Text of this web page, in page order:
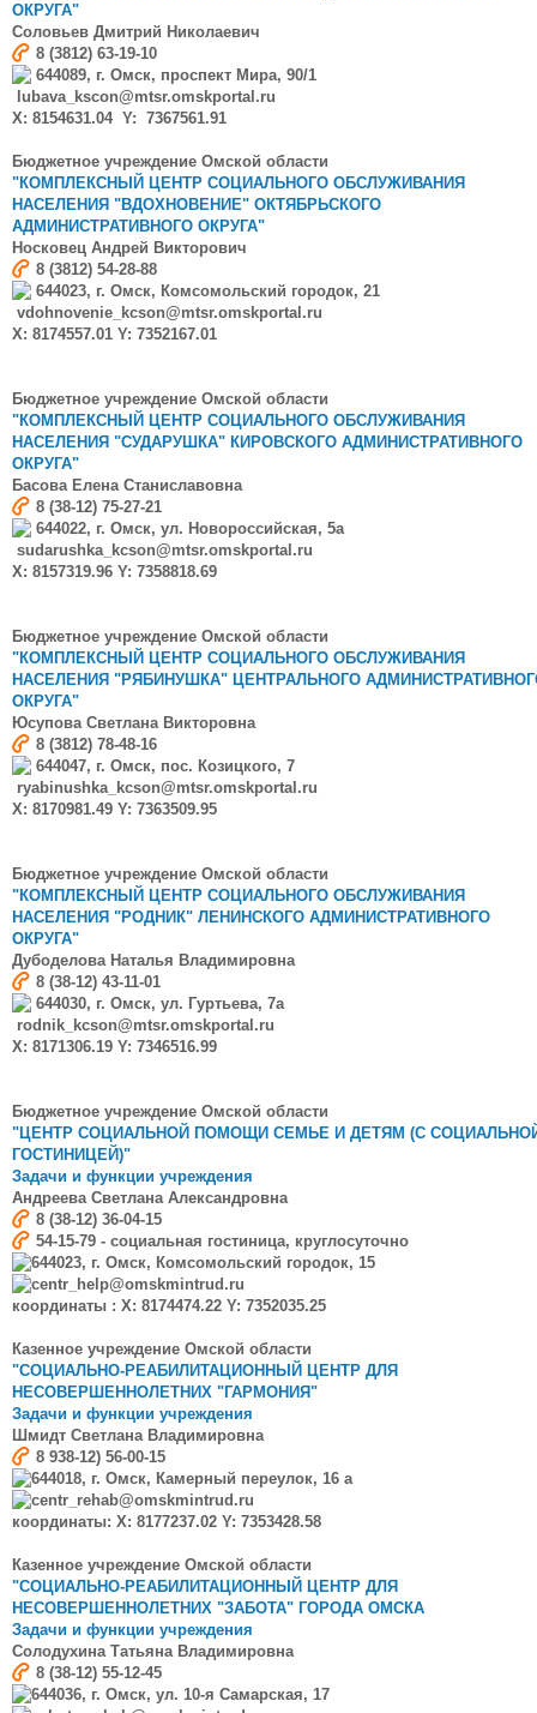
ОКРУГА"
Соловьев Дмитрий Николаевич
8 (3812) 63-19-10
644089, г. Омск, проспект Мира, 90/1
lubava_kscon@mtsr.omskportal.ru
X: 8154631.04 Y: 7367561.91
Бюджетное учреждение Омской области
"КОМПЛЕКСНЫЙ ЦЕНТР СОЦИАЛЬНОГО ОБСЛУЖИВАНИЯ
НАСЕЛЕНИЯ "ВДОХНОВЕНИЕ" ОКТЯБРЬСКОГО
АДМИНИСТРАТИВНОГО ОКРУГА"
Носковец Андрей Викторович
8 (3812) 54-28-88
644023, г. Омск, Комсомольский городок, 21
vdohnovenie_kcson@mtsr.omskportal.ru
X: 8174557.01 Y: 7352167.01
Бюджетное учреждение Омской области
"КОМПЛЕКСНЫЙ ЦЕНТР СОЦИАЛЬНОГО ОБСЛУЖИВАНИЯ
НАСЕЛЕНИЯ "СУДАРУШКА" КИРОВСКОГО АДМИНИСТРАТИВНОГО
ОКРУГА"
БасоваЕлена Станиславовна
8 (38-12) 75-27-21
644022, г. Омск, ул. Новороссийская, 5а
sudarushka_kcson@mtsr.omskportal.ru
X: 8157319.96 Y: 7358818.69
Бюджетное учреждение Омской области
"КОМПЛЕКСНЫЙ ЦЕНТР СОЦИАЛЬНОГО ОБСЛУЖИВАНИЯ
НАСЕЛЕНИЯ "РЯБИНУШКА" ЦЕНТРАЛЬНОГО
ОКРУГА"
ЮсуповаСветлана Викторовна
8 (3812) 78-48-16
644047, г. Омск, пос. Козицкого, 7
ryabinushka_kcson@mtsr.omskportal.ru
X: 8170981.49 Y: 7363509.95
Бюджетное учреждение Омской области
"КОМПЛЕКСНЫЙ ЦЕНТР СОЦИАЛЬНОГО ОБСЛУЖИВАНИЯ
НАСЕЛЕНИЯ "РОДНИК" ЛЕНИНСКОГО АДМИНИСТРАТИВНОГО
ОКРУГА"
Дубоделова Наталья Владимировна
8 (38-12) 43-11-01
644030, г. Омск, ул. Гуртьева, 7а
rodnik_kcson@mtsr.omskportal.ru
X: 8171306.19 Y: 7346516.99
Бюджетное учреждение Омской области
"ЦЕНТР СОЦИАЛЬНОЙ ПОМОЩИ СЕМЬЕ И ДЕТЯМ (С
ГОСТИНИЦЕЙ)"
Задачи и функции учреждения
Андреева Светлана Александровна
8 (38-12) 36-04-15
54-15-79 - социальная гостиница, круглосуточно
644023, г. Омск, Комсомольский городок, 15
centr_help@omskmintrud.ru
координаты : X: 8174474.22 Y: 7352035.25
Казенное учреждение Омской области
"СОЦИАЛЬНО-РЕАБИЛИТАЦИОННЫЙ ЦЕНТР ДЛЯ
НЕСОВЕРШЕННОЛЕТНИХ "ГАРМОНИЯ"
Задачи и функции учреждения
Шмидт Светлана Владимировна
8 938-12) 56-00-15
644018, г. Омск, Камерный переулок, 16 а
centr_rehab@omskmintrud.ru
координаты: X: 8177237.02 Y: 7353428.58
Казенное учреждение Омской области
"СОЦИАЛЬНО-РЕАБИЛИТАЦИОННЫЙ ЦЕНТР ДЛЯ
НЕСОВЕРШЕННОЛЕТНИХ "ЗАБОТА" ГОРОДА ОМСКА
Задачи и функции учреждения
Солодухина Татьяна Владимировна
8 (38-12) 55-12-45
644036, г. Омск, ул. 10-я Самарская, 17